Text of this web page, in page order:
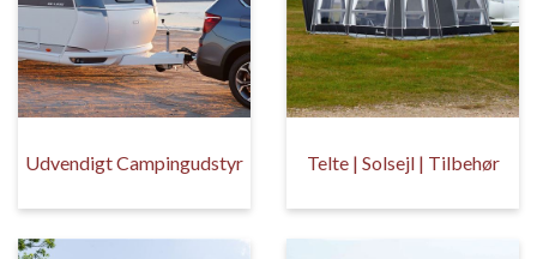
Udvendigt Campingudstyr Telte | Solsejl | Tilbehør